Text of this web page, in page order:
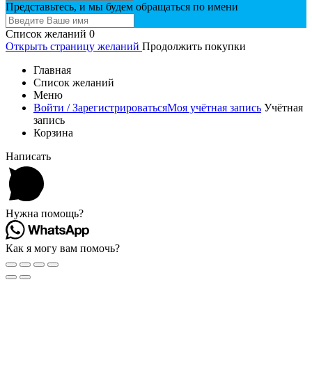
Представьтесь, и мы будем обращаться по имени
Список желаний 0
Открыть страницу желаний Продолжить покупки
Главная
Список желаний
Меню
Войти / ЗарегистрироватьсяМоя учётная запись Учётная
запись
Корзина
Написать
Нужна помощь?
Как я могу вам помочь?